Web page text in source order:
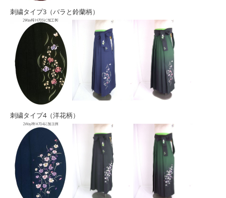
刺繍タイプ3（バラと鈴蘭柄）
刺繍タイプ4（洋花柄）